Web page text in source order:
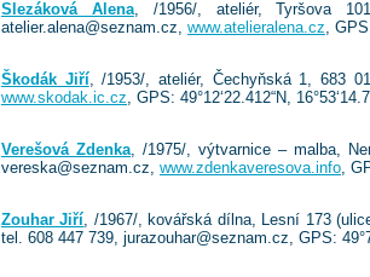
Slezáková Alena, /1956/, ateliér, Tyršova
atelier.alena@seznam.cz, www.atelieralena.cz ,
Škodák Jiří, /1953/, ateliér, Čechyňská 1, 683
www.skodak.ic.cz, GPS: 49°12‘22.412“N,
Verešová Zdenka, /1975/, výtvarnice – malba,
vereska@seznam.cz, www.zdenkaveresova.info,
Zouhar Jiří, /1967/, kovářská dílna, Lesní 173
tel. 608 447 739, jurazouhar@seznam.cz, GPS: